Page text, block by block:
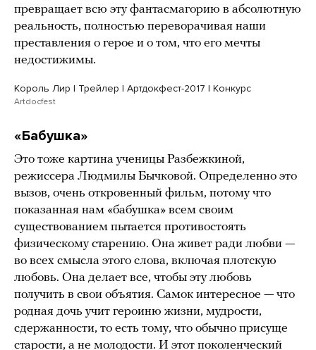
превращает всю эту фантасмагорию в абсолютную
реальность, полностью переворачивая наши
преставления о герое и о том, что его мечты
недостижимы.
Король Лир | Трейлер | Артдокфест-2017 | Конкурс
Artdocfest
«Бабушка»
Это тоже картина ученицы Разбежкиной,
режиссера Людмилы Бычковой. Определенно это
вызов, очень откровенный фильм, потому что
показанная нам «бабушка» всем своим
существованием пытается противостоять
физическому старению. Она живет ради любви —
во всех смысла этого слова, включая плотскую
любовь. Она делает все, чтобы эту любовь
получить в свои объятия. Самок интересное — что
родная дочь учит героиню жизни, мудрости,
сдержанности, то есть тому, что обычно присуще
старости, а не молодости. И этот поколенческий